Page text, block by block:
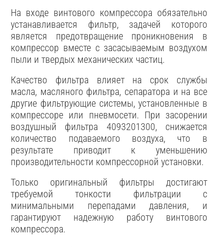
На входе винтового компрессора обязательно
устанавливается фильтр, задачей которого
является предотвращение проникновения в
компрессор вместе с засасываемым воздухом
пыли и твердых механических частиц.
Качество фильтра влияет на срок службы
масла, масляного фильтра, сепаратора и на все
другие фильтрующие системы, установленные в
компрессоре или пневмосети. При засорении
воздушный фильтра 4093201300, снижается
количество подаваемого воздуха, что в
результате приводит к уменьшению
производительности компрессорной установки.
Только оригинальный фильтры достигают
требуемой тонкости фильтрации с
минимальными перепадами давления, и
гарантируют надежную работу винтового
компрессора.